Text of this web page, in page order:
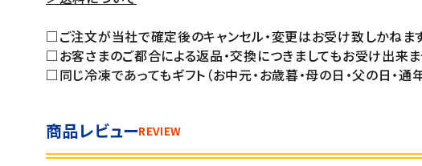
□ご注文が当社で確定後のキャンセル・変更はお受け致しかねます
□お客さまのご都合による返品・交換につきましてもお受け出来ま
□同じ冷凍であってもギフト（お中元・お歳暮・母の日・父の日・通
商品レビューREVIEW